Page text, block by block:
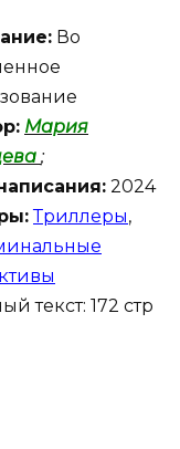
Во
Мария
;
2024
Триллеры,
текст: 172 стр